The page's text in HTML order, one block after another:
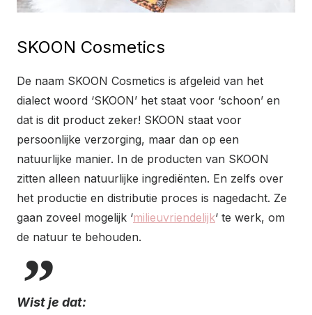
SKOON Cosmetics
De naam SKOON Cosmetics is afgeleid van het
dialect woord ‘SKOON’ het staat voor ‘schoon’ en
dat is dit product zeker! SKOON staat voor
persoonlijke verzorging, maar dan op een
natuurlijke manier. In de producten van SKOON
zitten alleen natuurlijke ingrediënten. En zelfs over
het productie en distributie proces is nagedacht. Ze
gaan zoveel mogelijk ‘milieuvriendelijk‘ te werk, om
de natuur te behouden.
Wist je dat: